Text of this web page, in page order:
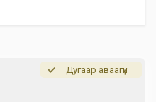
Дугаар аваагүй